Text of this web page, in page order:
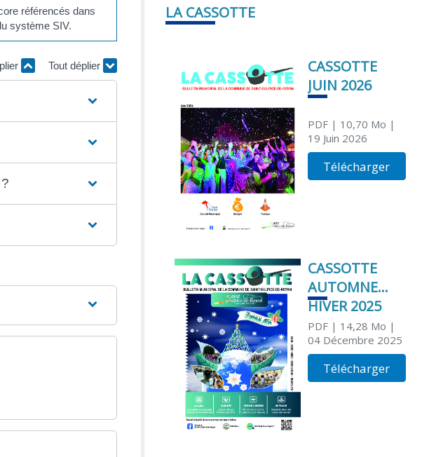
référencés dans
système SIV.
Tout déplier
LA CASSOTTE
CASSOTTE
JUIN 2026
PDF| 10,70 Mo |
19 Juin 2026
Télécharger
CASSOTTE
AUTOMNE
HIVER 2025
PDF| 14,28 Mo |
04 Décembre 2025
Télécharger